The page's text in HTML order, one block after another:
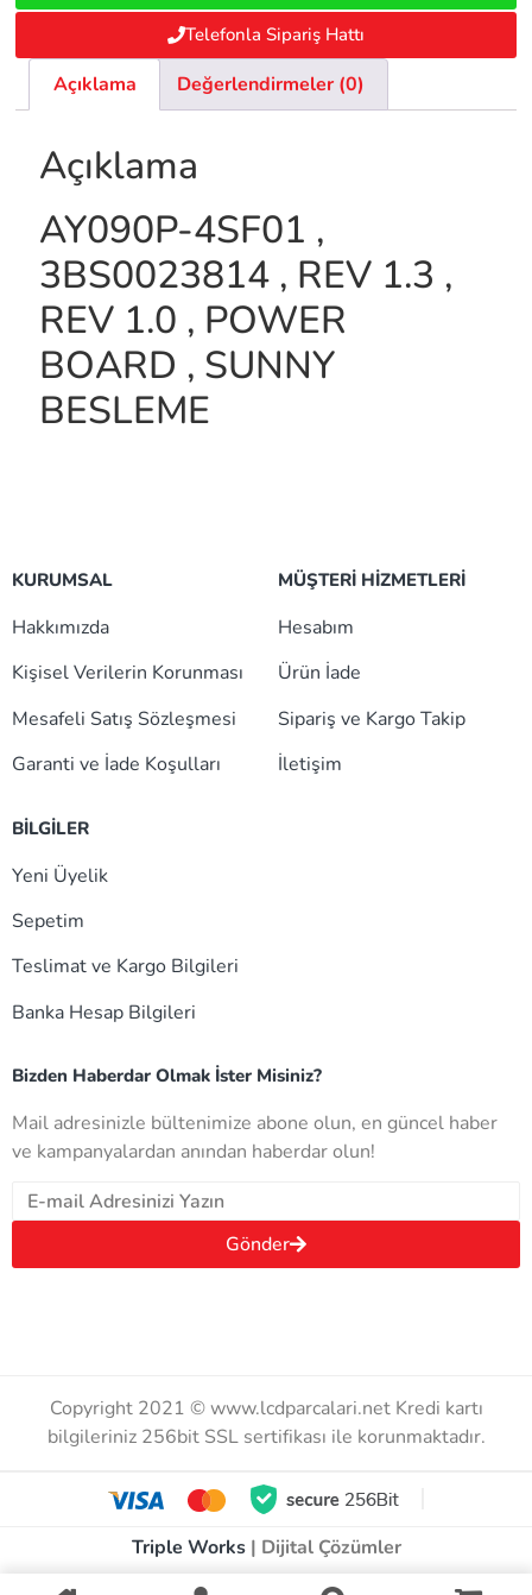
Telefonla Sipariş Hattı
Açıklama Değerlendirmeler (0)
Açıklama
AY090P-4SF01 ,
3BS0023814 , REV 1.3 ,
REV 1.0 , POWER
BOARD , SUNNY
BESLEME
KURUMSAL
Hakkımızda
Kişisel Verilerin Korunması
Mesafeli Satış Sözleşmesi
Garanti ve İade Koşulları
MÜŞTERİ HİZMETLERİ
Hesabım
Ürün İade
Sipariş ve Kargo Takip
İletişim
BİLGİLER
Yeni Üyelik
Sepetim
Teslimat ve Kargo Bilgileri
Banka Hesap Bilgileri
Bizden Haberdar Olmak İster Misiniz?
Mail adresinizle bültenimize abone olun, en güncel haber
ve kampanyalardan anından haberdar olun!
Gönder
Copyright 2021 © www.lcdparcalari.net Kredi kartı
bilgileriniz 256bit SSL sertifikası ile korunmaktadır.
Triple Works| Dijital Çözümler